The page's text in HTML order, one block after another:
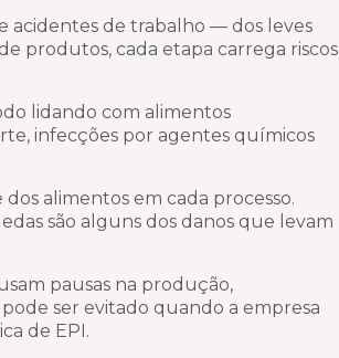
acidentes de trabalho — dos leves
produtos, cada etapa carrega riscos
lidando com alimentos
infecções por agentes químicos
alimentos em cada processo.
são alguns dos danos que levam
pausas na produção,
ser evitado quando a empresa
de EPI.